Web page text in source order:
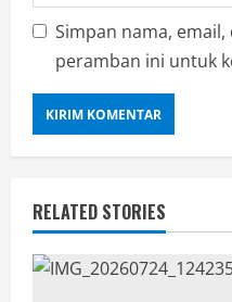
Simpan nama,
peramban ini untuk
RELATED STORIES